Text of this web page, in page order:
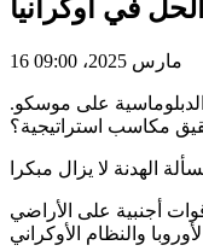
16 مارس 2025، 09:00
على موسكو.
أجنبية على الأراضي